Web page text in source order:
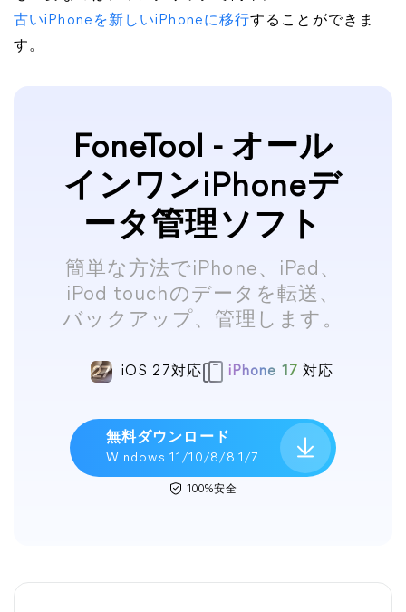
古いiPhoneを新しいiPhoneに移行することができま
す。
FoneTool - オール
インワンiPhoneデ
ータ管理ソフト
簡単な方法でiPhone、iPad、
iPod touchのデータを転送、
バックアップ、管理します。
iOS 27対応 iPhone 17 対応
無料ダウンロード
Windows 11/10/8/8.1/7
100%安全